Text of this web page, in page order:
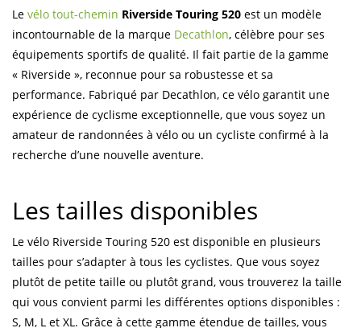
Le vélo tout-chemin Riverside Touring 520 est un modèle
incontournable de la marque Decathlon, célèbre pour ses
équipements sportifs de qualité. Il fait partie de la gamme
« Riverside », reconnue pour sa robustesse et sa
performance. Fabriqué par Decathlon, ce vélo garantit une
expérience de cyclisme exceptionnelle, que vous soyez un
amateur de randonnées à vélo ou un cycliste confirmé à la
recherche d’une nouvelle aventure.
Les tailles disponibles
Le vélo Riverside Touring 520 est disponible en plusieurs
tailles pour s’adapter à tous les cyclistes. Que vous soyez
plutôt de petite taille ou plutôt grand, vous trouverez la taille
qui vous convient parmi les différentes options disponibles :
S, M, L et XL. Grâce à cette gamme étendue de tailles, vous